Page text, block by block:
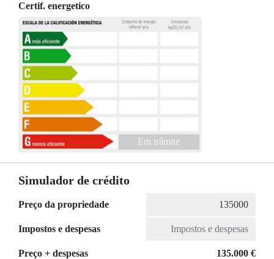
Certif. energetico
Em trâmite
Simulador de crédito
Preço da propriedade
Impostos e despesas
Preço + despesas 135.000 €